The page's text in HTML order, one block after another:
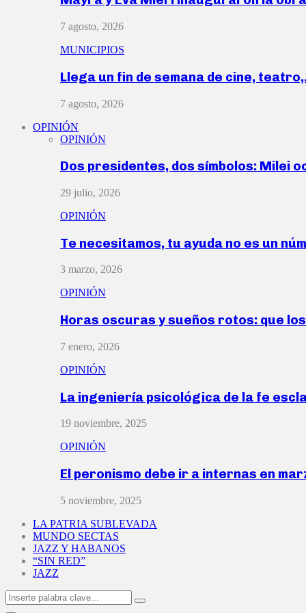
7 agosto, 2026
MUNICIPIOS
Llega un fin de semana de cine,
7 agosto, 2026
OPINIÓN
OPINIÓN
Dos presidentes, dos símbolos: Milei
29 julio, 2026
OPINIÓN
Te necesitamos, tu ayuda no es un
3 marzo, 2026
OPINIÓN
Horas oscuras y sueños rotos: que
7 enero, 2026
OPINIÓN
La ingeniería psicológica de la fe
19 noviembre, 2025
OPINIÓN
El peronismo debe ir a internas en
5 noviembre, 2025
LA PATRIA SUBLEVADA
MUNDO SECTAS
JAZZ Y HABANOS
“SIN RED”
JAZZ
Search
for:
Search